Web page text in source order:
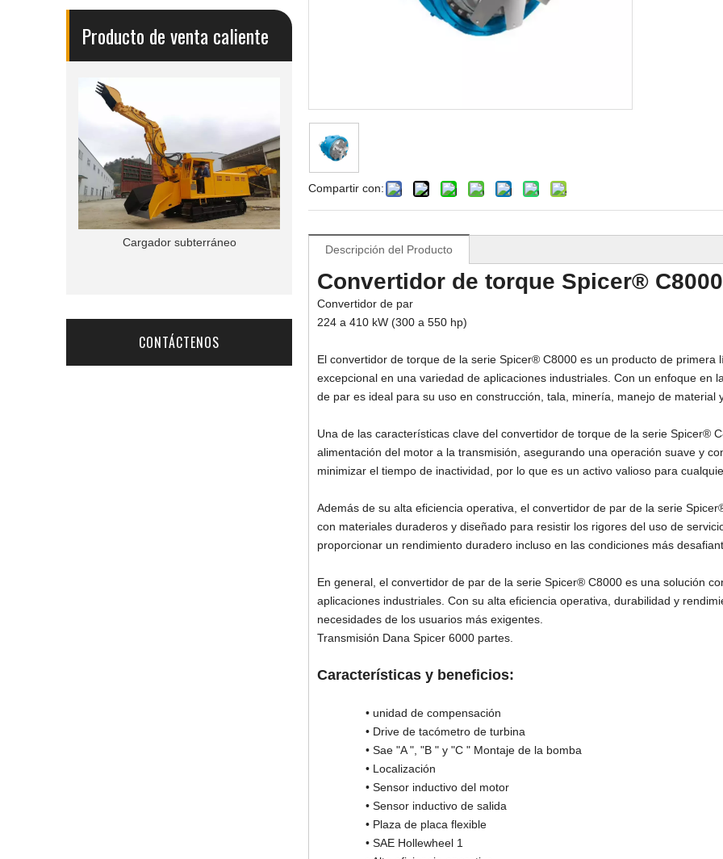
Producto de venta caliente
Cargador subterráneo
subterránea
CONTÁCTENOS
Compartir con:
Descripción del Producto
Convertidor de torque Spicer® C8000
Convertidor de par
224 a 410 kW (300 a 550 hp)
El convertidor de torque de la serie Spicer® C8000 es un producto de
excepcional en una variedad de aplicaciones industriales. Con un enfoque en
de par es ideal para su uso en construcción, tala, minería, manejo de material
Una de las características clave del convertidor de torque de la serie Spicer®
alimentación del motor a la transmisión, asegurando una operación suave y
minimizar el tiempo de inactividad, por lo que es un activo valioso para
Además de su alta eficiencia operativa, el convertidor de par de la serie
con materiales duraderos y diseñado para resistir los rigores del uso de
proporcionar un rendimiento duradero incluso en las condiciones más
En general, el convertidor de par de la serie Spicer® C8000 es una solución
aplicaciones industriales. Con su alta eficiencia operativa, durabilidad y
necesidades de los usuarios más exigentes.
Transmisión Dana Spicer 6000 partes.
Características y beneficios:
• unidad de compensación
• Drive de tacómetro de turbina
• Sae "A ", "B " y "C " Montaje de la bomba
• Localización
• Sensor inductivo del motor
• Sensor inductivo de salida
• Plaza de placa flexible
• SAE Hollewheel 1